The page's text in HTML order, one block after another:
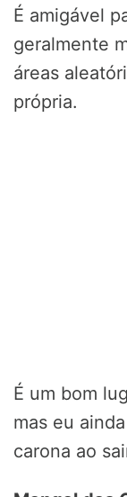
É amigável
geralmente
áreas
própria.
É um bom
mas eu
carona ao